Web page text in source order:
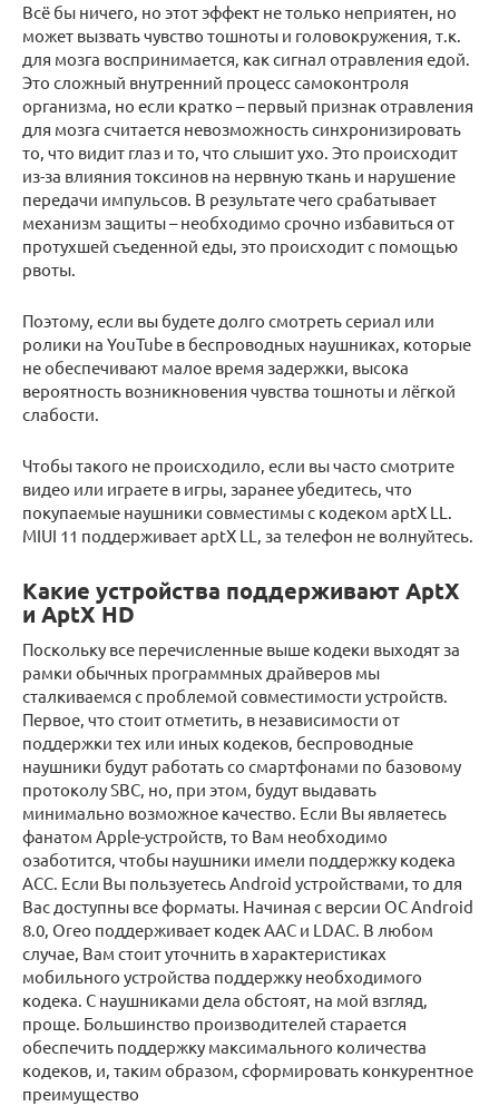
Всё бы ничего, но этот эффект не только неприятен, но
может вызвать чувство тошноты и головокружения, т.к.
для мозга воспринимается, как сигнал отравления едой.
Это сложный внутренний процесс самоконтроля
организма, но если кратко – первый признак отравления
для мозга считается невозможность синхронизировать
то, что видит глаз и то, что слышит ухо. Это происходит
из-за влияния токсинов на нервную ткань и нарушение
передачи импульсов. В результате чего срабатывает
механизм защиты – необходимо срочно избавиться от
протухшей съеденной еды, это происходит с помощью
рвоты.
Поэтому, если вы будете долго смотреть сериал или
ролики на YouTube в беспроводных наушниках, которые
не обеспечивают малое время задержки, высока
вероятность возникновения чувства тошноты и лёгкой
слабости.
Чтобы такого не происходило, если вы часто смотрите
видео или играете в игры, заранее убедитесь, что
покупаемые наушники совместимы с кодеком aptX LL.
MIUI 11 поддерживает aptX LL, за телефон не волнуйтесь.
Какие устройства поддерживают AptX
и AptX HD
Поскольку все перечисленные выше кодеки выходят за
рамки обычных программных драйверов мы
сталкиваемся с проблемой совместимости устройств.
Первое, что стоит отметить, в независимости от
поддержки тех или иных кодеков, беспроводные
наушники будут работать со смартфонами по базовому
протоколу SBC, но, при этом, будут выдавать
минимально возможное качество. Если Вы являетесь
фанатом Apple-устройств, то Вам необходимо
озаботится, чтобы наушники имели поддержку кодека
ACC. Если Вы пользуетесь Android устройствами, то для
Вас доступны все форматы. Начиная с версии ОС Android
8.0, Oreo поддерживает кодек AAC и LDAC. В любом
случае, Вам стоит уточнить в характеристиках
мобильного устройства поддержку необходимого
кодека. С наушниками дела обстоят, на мой взгляд,
проще. Большинство производителей старается
обеспечить поддержку максимального количества
кодеков, и, таким образом, сформировать конкурентное
преимущество